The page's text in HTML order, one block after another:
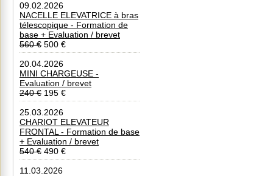
09.02.2026
NACELLE ELEVATRICE à bras
télescopique - Formation de
base + Evaluation / brevet
560 € 500 €
20.04.2026
MINI CHARGEUSE -
Evaluation / brevet
240 € 195 €
25.03.2026
CHARIOT ELEVATEUR
FRONTAL - Formation de base
+ Evaluation / brevet
540 € 490 €
11.03.2026